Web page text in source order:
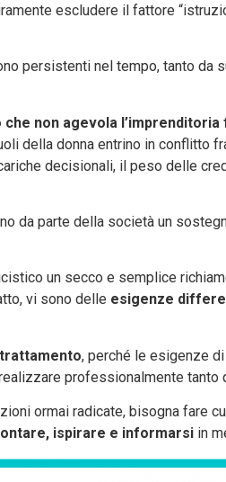
escludere il fattore
persistenti nel tempo, tanto da
non agevola l’imprenditoria
della donna entrino in conflitto
decisionali, il peso delle
da parte della società un
un secco e semplice
vi sono delle esigenze
, perché le esigenze
professionalmente tanto
ormai radicate, bisogna fare
ispirare e informarsi in